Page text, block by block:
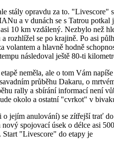
stály opravdu za to.
a v dunách se s Tatrou
10 km vzdálený. Nezbylo než
rozhlížel se po krajině. Po asi
volantem a hlavně hodně
následoval ještě 80-ti
neměla, ale o tom Vám
průběhu Dakaru, o
rally a sbírání informací není
okolo a ostatní "cvrkot" v
jejím anulování) se zítřejší trať
spojovací úsek o délce asi
Start "Livescore" do etapy je